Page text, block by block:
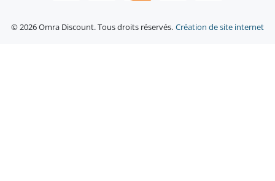
© 2026 Omra Discount. Tous droits réservés. Création de site internet